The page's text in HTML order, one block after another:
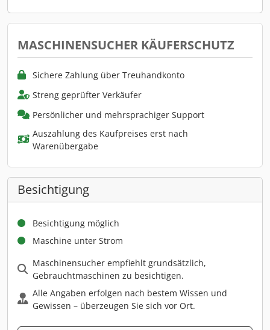
MASCHINENSUCHER KÄUFERSCHUTZ
Sichere Zahlung über Treuhandkonto
Streng geprüfter Verkäufer
Persönlicher und mehrsprachiger Support
Auszahlung des Kaufpreises erst nach
Warenübergabe
Besichtigung
Besichtigung möglich
Maschine unter Strom
Maschinensucher empfiehlt grundsätzlich,
Gebrauchtmaschinen zu besichtigen.
Alle Angaben erfolgen nach bestem Wissen und
Gewissen – überzeugen Sie sich vor Ort.